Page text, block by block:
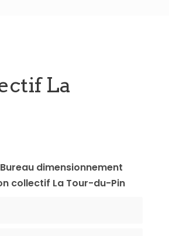
La
dimensionnement
collectif La Tour-du-Pin